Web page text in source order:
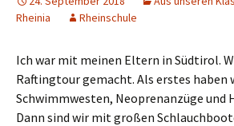
Rheinia
Rheinschule
Ich war mit meinen Eltern in Südtirol.
Raftingtour gemacht. Als erstes haben
Schwimmwesten, Neoprenanzüge und
Dann sind wir mit großen